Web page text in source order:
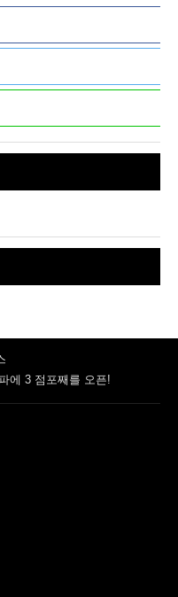
에 3 점포째를 오픈!